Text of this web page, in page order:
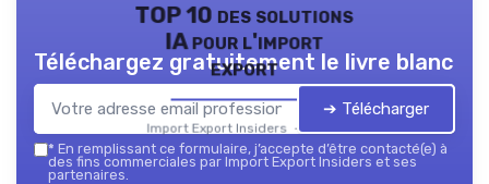
TOP 10 des solutions
IA pour l'import
export
Import Export Insiders — 2026
Téléchargez gratuitement le livre blanc
➔ Télécharger
* En remplissant ce formulaire, j’accepte d’être contacté(e) à
des fins commerciales par Import Export Insiders et ses
partenaires.